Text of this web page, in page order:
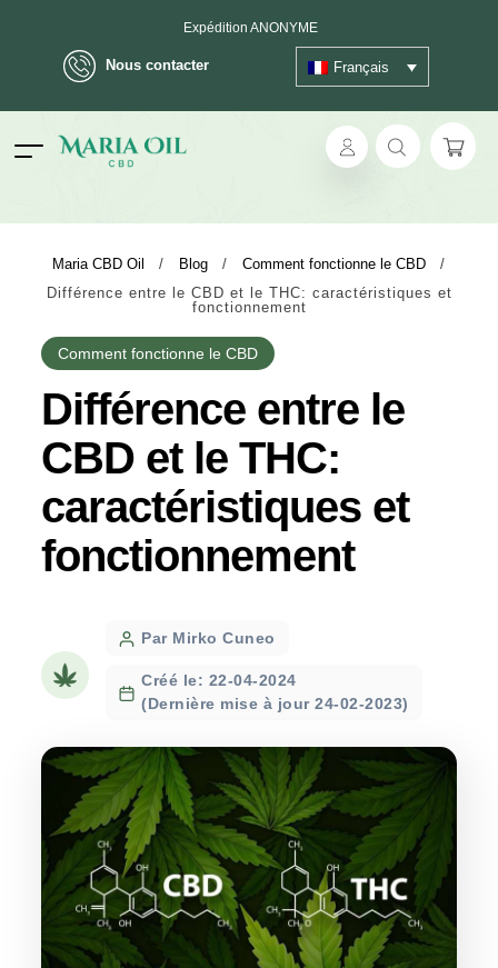
Nous contacter
Expédition ANONYME
Français
Maria CBD Oil / Blog / Comment fonctionne le CBD
/
Différence entre le CBD et le THC: caractéristiques et
fonctionnement
Comment fonctionne le CBD
Différence entre le
CBD et le THC:
caractéristiques et
fonctionnement
PostPar Mirko Cuneo
Créé le: 22-04-2024
(Dernière mise à jour 24-02-2023)